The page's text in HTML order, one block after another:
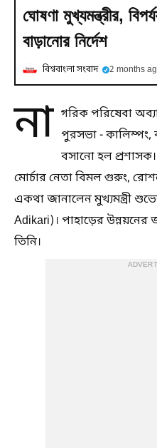
ঘোষণা মুখ্যমন্ত্রীর,
বাড়ানোর নির্দেশ
বিশ্ববাংলা সংবাদ 2 months
না গরিক পরিষেবা
পুরসভা - কালিম্পং,
বসানো হল
মোর্চার নেতা বিমল গুরুং,
একথা জানালেন মুখ্যমন্ত্রী
Adikari)। পাহাড়ের
তিনি।